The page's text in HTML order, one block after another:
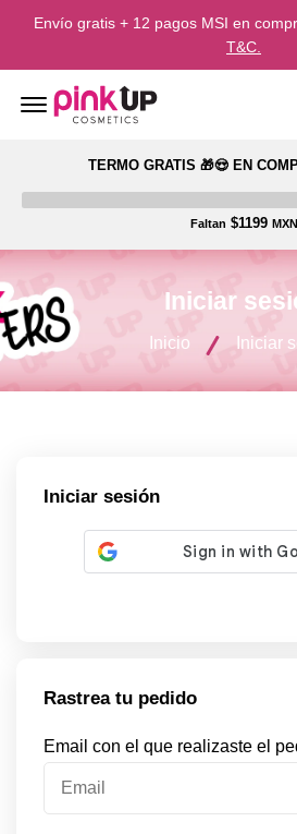
Envío gratis + 12 pagos MSI en
T&C.
Menu Open
TERMO GRATIS 🎁😍 EN
Faltan $1199 MXN
Iniciar
Inicio Iniciar
Iniciar sesión
Rastrea tu pedido
Email con el que realizaste el